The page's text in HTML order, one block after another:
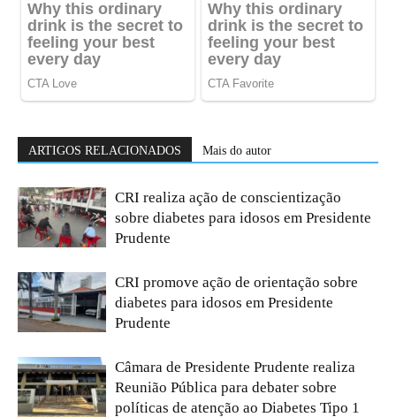
ARTIGOS RELACIONADOS Mais do autor
CRI realiza ação de conscientização
sobre diabetes para idosos em Presidente
Prudente
CRI promove ação de orientação sobre
diabetes para idosos em Presidente
Prudente
Câmara de Presidente Prudente realiza
Reunião Pública para debater sobre
políticas de atenção ao Diabetes Tipo 1